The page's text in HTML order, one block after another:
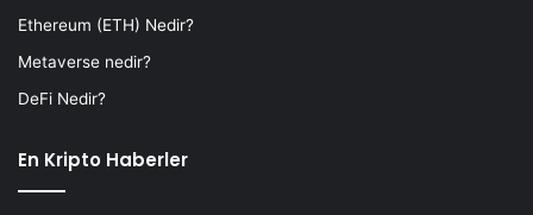
Ethereum (ETH) Nedir?
Metaverse nedir?
DeFi Nedir?
En Kripto Haberler